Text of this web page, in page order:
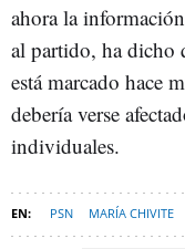
ahora la
al partido, ha dicho
está marcado hace
debería verse
individuales.
PSN MARÍA CHIVITE